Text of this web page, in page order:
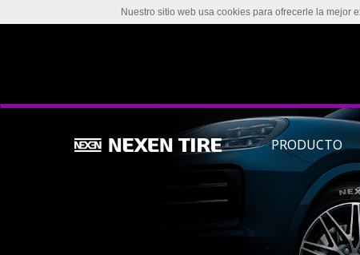
Nuestro sitio web usa cookies para ofrecerle la mejor
PRODUCTO